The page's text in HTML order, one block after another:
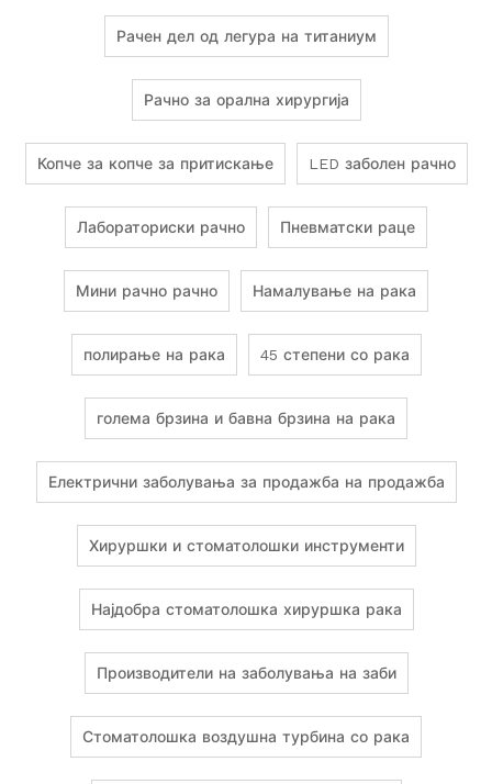
Рачен дел од легура на титаниум
Рачно за орална хирургија
Копче за копче за притискање LED заболен рачно
Лабораториски рачно Пневматски раце
Мини рачно рачно Намалување на рака
полирање на рака 45 степени со рака
голема брзина и бавна брзина на рака
Електрични заболувања за продажба на продажба
Хируршки и стоматолошки инструменти
Најдобра стоматолошка хируршка рака
Производители на заболувања на заби
Стоматолошка воздушна турбина со рака